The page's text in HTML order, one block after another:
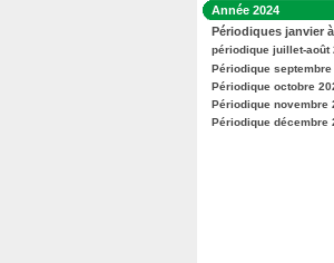
Dans
la
rubrique
:
Année 2024
Périodiques janvier
périodique juillet-août
Périodique septembre
Périodique octobre
Périodique novembre
Périodique décembre